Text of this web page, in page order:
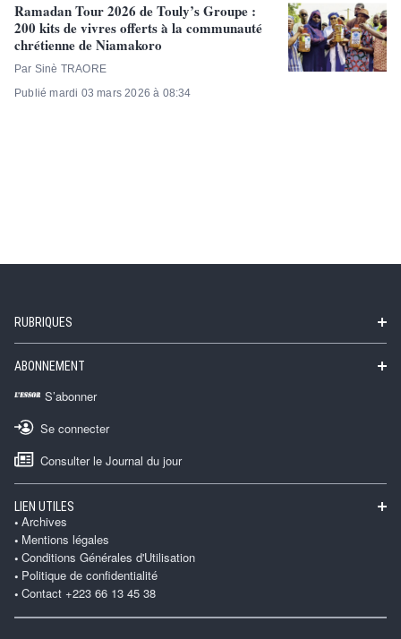
Ramadan Tour 2026 de Touly’s Groupe :
200 kits de vivres offerts à la communauté
chrétienne de Niamakoro
Par Sinè TRAORE
Publié mardi 03 mars 2026 à 08:34
RUBRIQUES
ABONNEMENT
S’abonner
Se connecter
Consulter le Journal du jour
LIEN UTILES
Archives
Mentions légales
Conditions Générales d'Utilisation
Politique de confidentialité
Contact +223 66 13 45 38